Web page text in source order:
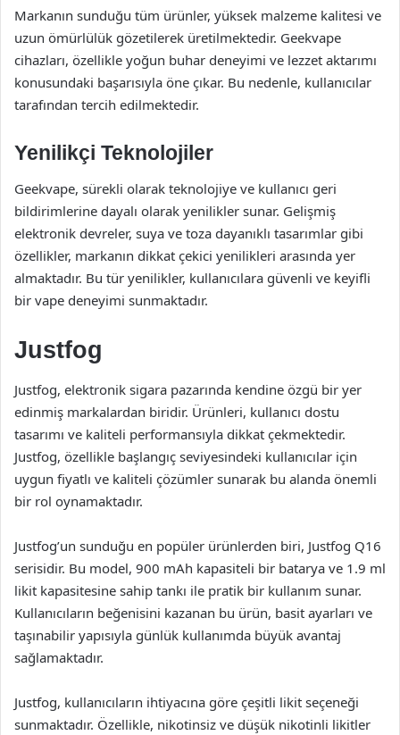
Markanın sunduğu tüm ürünler, yüksek malzeme kalitesi ve
uzun ömürlülük gözetilerek üretilmektedir. Geekvape
cihazları, özellikle yoğun buhar deneyimi ve lezzet aktarımı
konusundaki başarısıyla öne çıkar. Bu nedenle, kullanıcılar
tarafından tercih edilmektedir.
Yenilikçi Teknolojiler
Geekvape, sürekli olarak teknolojiye ve kullanıcı geri
bildirimlerine dayalı olarak yenilikler sunar. Gelişmiş
elektronik devreler, suya ve toza dayanıklı tasarımlar gibi
özellikler, markanın dikkat çekici yenilikleri arasında yer
almaktadır. Bu tür yenilikler, kullanıcılara güvenli ve keyifli
bir vape deneyimi sunmaktadır.
Justfog
Justfog, elektronik sigara pazarında kendine özgü bir yer
edinmiş markalardan biridir. Ürünleri, kullanıcı dostu
tasarımı ve kaliteli performansıyla dikkat çekmektedir.
Justfog, özellikle başlangıç seviyesindeki kullanıcılar için
uygun fiyatlı ve kaliteli çözümler sunarak bu alanda önemli
bir rol oynamaktadır.
Justfog’un sunduğu en popüler ürünlerden biri, Justfog Q16
serisidir. Bu model, 900 mAh kapasiteli bir batarya ve 1.9 ml
likit kapasitesine sahip tankı ile pratik bir kullanım sunar.
Kullanıcıların beğenisini kazanan bu ürün, basit ayarları ve
taşınabilir yapısıyla günlük kullanımda büyük avantaj
sağlamaktadır.
Justfog, kullanıcıların ihtiyacına göre çeşitli likit seçeneği
sunmaktadır. Özellikle, nikotinsiz ve düşük nikotinli likitler